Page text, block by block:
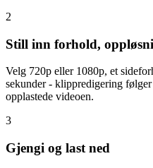
2
Still inn forhold,
Velg 720p eller 1080p, et
sekunder - klippredigering
opplastede videoen.
3
Gjengi og last ned